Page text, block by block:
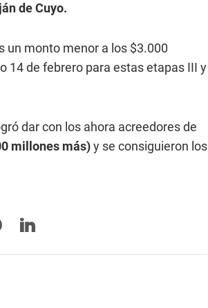
de Cuyo.
un monto menor a los $3.000
14 de febrero para estas etapas III y
dar con los ahora acreedores de
millones más)y se consiguieron los